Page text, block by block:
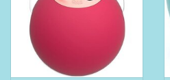
Wens & Postkaarten
Feest